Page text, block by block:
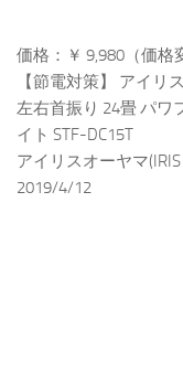
価格：￥ 9,980（価格
【節電対策】 アイリ
左右首振り 24畳 パワ
イト STF-DC15T
アイリスオーヤマ
2019/4/12